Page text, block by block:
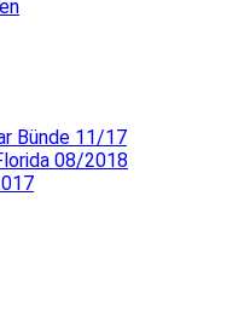
Bünde 11/17
08/2018